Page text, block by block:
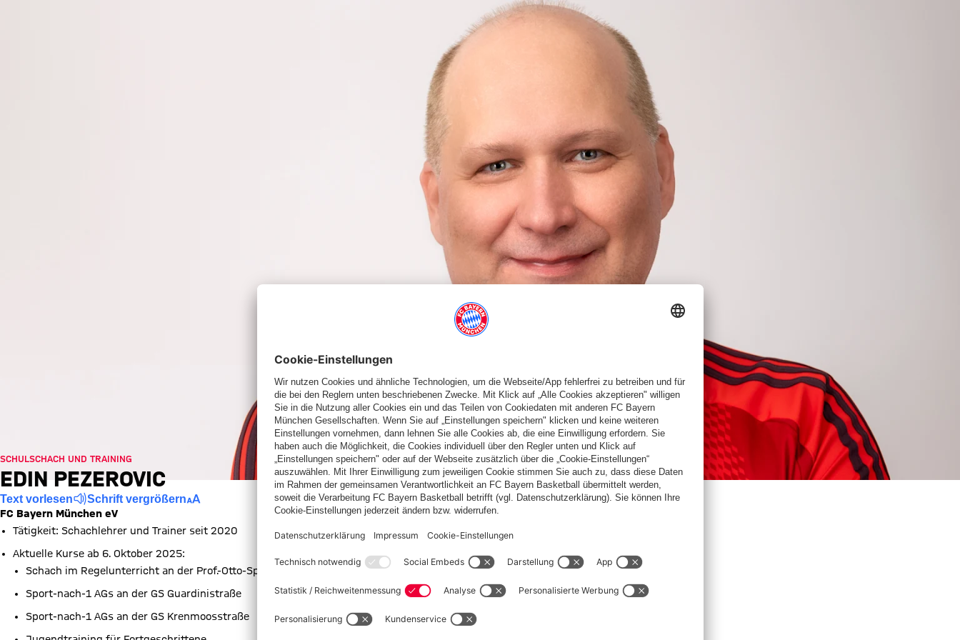
SCHULSCHACH UND TRAINING
EDIN PEZEROVIC
Text vorlesen Schrift vergrößern
FC Bayern München eV
Tätigkeit: Schachlehrer und Trainer seit 2020
Aktuelle Kurse ab 6. Oktober 2025:
Schach im Regelunterricht an der Prof.-Otto-Speck-Schule
Sport-nach-1 AGs an der GS Guardinistraße
Sport-nach-1 AGs an der GS Krenmoosstraße